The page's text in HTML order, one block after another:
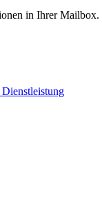
in Ihrer Mailbox.